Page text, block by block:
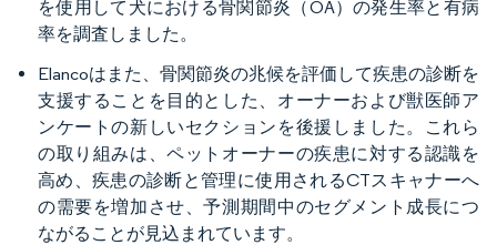
を使用して犬における骨関節炎（OA）の発生率と有病
率を調査しました。
Elancoはまた、骨関節炎の兆候を評価して疾患の診断を
支援することを目的とした、オーナーおよび獣医師ア
ンケートの新しいセクションを後援しました。これら
の取り組みは、ペットオーナーの疾患に対する認識を
高め、疾患の診断と管理に使用されるCTスキャナーへ
の需要を増加させ、予測期間中のセグメント成長につ
ながることが見込まれています。